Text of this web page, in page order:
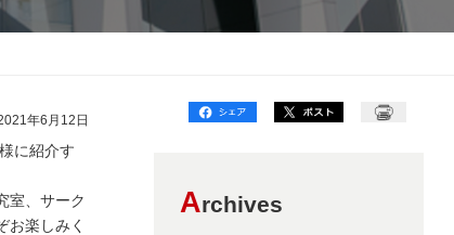
関連サイトすべてを検索する
年6月12日
に紹介す
室、サーク
お楽しみく
Archives